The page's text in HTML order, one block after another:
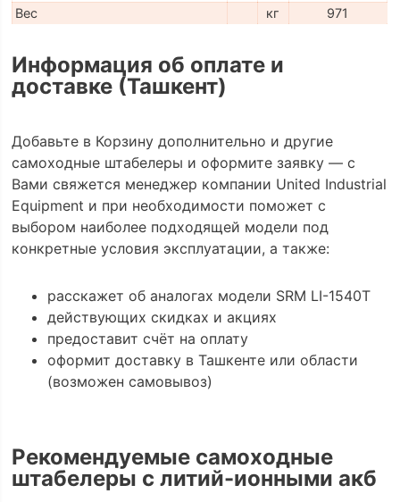
Вес
кг 971
Информация об оплате и
доставке (Ташкент)
Добавьте в Корзину дополнительно и другие
самоходные штабелеры и оформите заявку — с
Вами свяжется менеджер компании United Industrial
Equipment и при необходимости поможет с
выбором наиболее подходящей модели под
конкретные условия эксплуатации, а также:
расскажет об аналогах модели SRM LI-1540Т
действующих скидках и акциях
предоставит счёт на оплату
оформит доставку в Ташкенте или области
(возможен самовывоз)
Рекомендуемые самоходные
штабелеры с литий-ионными акб